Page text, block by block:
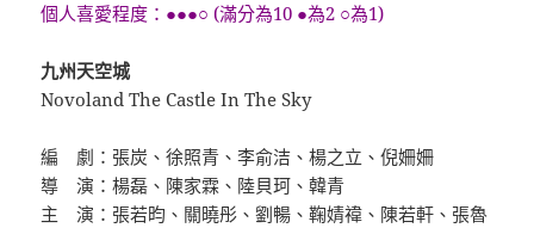
個人喜愛程度：●●●○ (滿分為10 ●為2 ○為1)
九州天空城
Novoland The Castle In The Sky
編 劇：張炭、徐照青、李俞洁、楊之立、倪姍姍
導 演：楊磊、陳家霖、陸貝珂、韓青
主 演：張若昀、關曉彤、劉暢、鞠婧禕、陳若軒、張魯